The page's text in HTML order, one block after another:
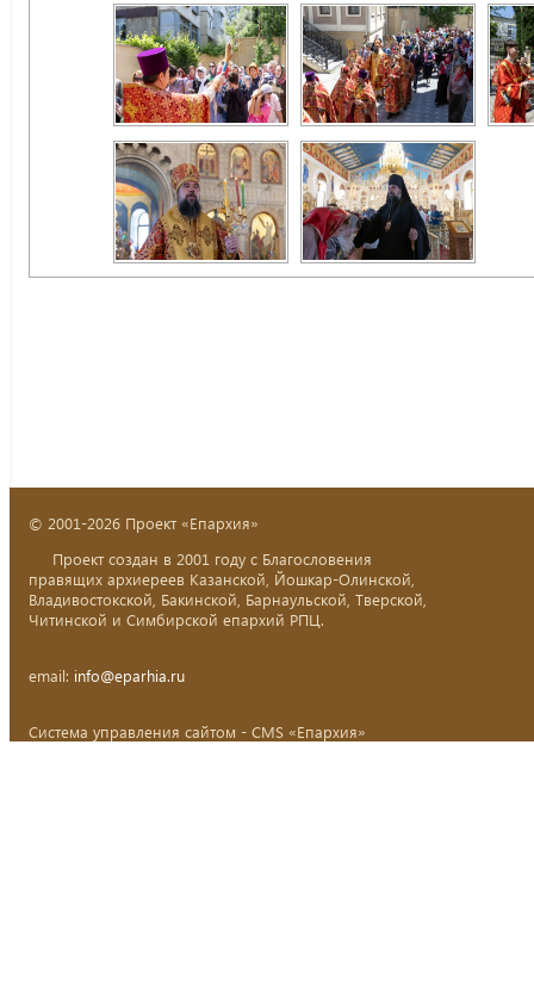
© 2001-2026 Проект «Епархия»
Проект создан в 2001 году с Благословения
правящих архиереев Казанской, Йошкар-Олинской,
Владивостокской, Бакинской, Барнаульской, Тверской,
Читинской и Симбирской епархий РПЦ.
email: info@eparhia.ru
Система управления сайтом - CMS «Епархия»